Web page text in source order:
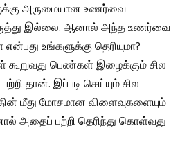
அருமையான உணர்வை
இல்லை. ஆனால் அந்த உணர்வை
உங்களுக்கு தெரியுமா?
கூறுவது பெண்கள் இழைக்கும் சில
தான். இப்படி செய்யும் சில
மீது மோசமான விளைவுகளையும்
அதைப் பற்றி தெரிந்து கொள்வது